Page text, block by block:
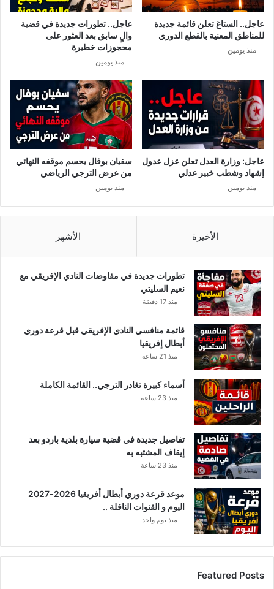
عاجل.. الستاغ تعلن قائمة جديدة
للمناطق المعنية بالقطع الدوري
منذ يومين
عاجل.. تطورات جديدة في قضية
والٍ سابق بعد العثور على
محجوزات خطيرة
منذ يومين
عاجل: وزارة العدل تعلن عزل عدول
إشهاد وشطب خبير عدلي
منذ يومين
سفيان بوفال يحسم موقفه النهائي
من عرض الترجي الرياضي
منذ يومين
الأخيرة الأشهر
تطورات جديدة في مفاوضات النادي الإفريقي مع
نعيم السليتي
منذ 17 دقيقة
قائمة منافسي النادي الإفريقي قبل قرعة دوري
أبطال إفريقيا
منذ 21 ساعة
أسماء كبيرة تغادر الترجي.. القائمة الكاملة
منذ 23 ساعة
تفاصيل جديدة في قضية سيارة بلدية باردو بعد
إيقاف المشتبه به
منذ 23 ساعة
موعد قرعة دوري أبطال أفريقيا 2026-2027
اليوم و القنوات الناقلة ..
منذ يوم واحد
Featured Posts